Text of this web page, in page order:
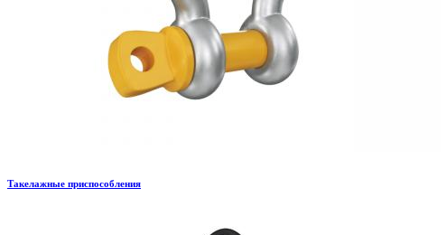
Такелажные приспособления